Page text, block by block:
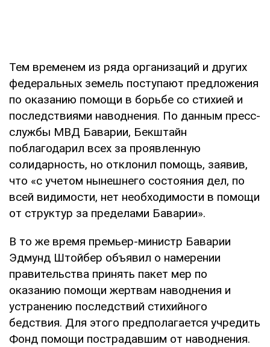
Тем временем из ряда организаций и других
федеральных земель поступают предложения
по оказанию помощи в борьбе со стихией и
последствиями наводнения. По данным пресс-
службы МВД Баварии, Бекштайн
поблагодарил всех за проявленную
солидарность, но отклонил помощь, заявив,
что «с учетом нынешнего состояния дел, по
всей видимости, нет необходимости в помощи
от структур за пределами Баварии».
В то же время премьер-министр Баварии
Эдмунд Штойбер объявил о намерении
правительства принять пакет мер по
оказанию помощи жертвам наводнения и
устранению последствий стихийного
бедствия. Для этого предполагается учредить
Фонд помощи пострадавшим от наводнения.